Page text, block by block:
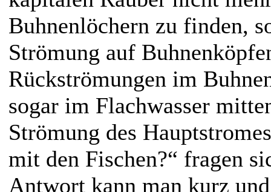
Buhnenlöchern zu finden,
Strömung auf
Rückströmungen im
sogar im Flachwasser
Strömung des
mit den Fischen?“ fragen
Antwort kann man kurz